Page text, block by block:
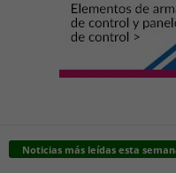
Noticias más leídas esta